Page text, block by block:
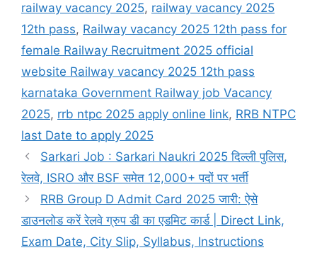
railway vacancy 2025, railway vacancy 2025
12th pass, Railway vacancy 2025 12th pass for
female Railway Recruitment 2025 official
website Railway vacancy 2025 12th pass
karnataka Government Railway job Vacancy
2025, rrb ntpc 2025 apply online link, RRB NTPC
last Date to apply 2025
Sarkari Job : Sarkari Naukri 2025 दिल्ली पुलिस,
रेलवे, ISRO और BSF समेत 12,000+ पदों पर भर्ती
RRB Group D Admit Card 2025 जारी: ऐसे
डाउनलोड करें रेलवे ग्रुप डी का एडमिट कार्ड | Direct Link,
Exam Date, City Slip, Syllabus, Instructions